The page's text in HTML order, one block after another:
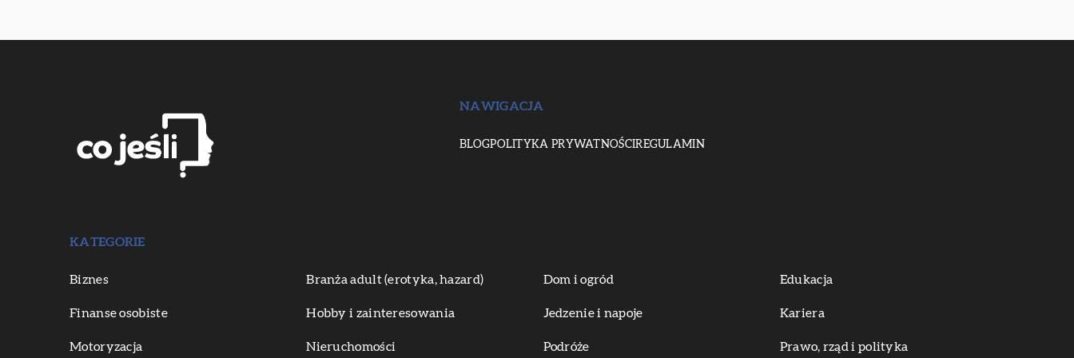
NAWIGACJA
BLOGPOLITYKA PRYWATNOŚCIREGULAMIN
KATEGORIE
Biznes Branża adult (erotyka, hazard) Dom i ogród Edukacja
Finanse osobiste Hobby i zainteresowania Jedzenie i napoje Kariera
Motoryzacja Nieruchomości Podróże Prawo, rząd i polityka